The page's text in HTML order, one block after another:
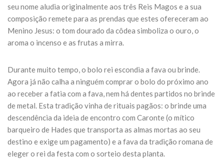
seu nome aludia originalmente aos três Reis Magos e a sua
composição remete para as prendas que estes ofereceram ao
Menino Jesus: o tom dourado da côdea simboliza o ouro, o
aroma o incenso e as frutas a mirra.
Durante muito tempo, o bolo rei escondia a fava ou brinde.
Agora já não calha a ninguém comprar o bolo do próximo ano
ao receber a fatia com a fava, nem há dentes partidos no brinde
de metal. Esta tradição vinha de rituais pagãos: o brinde uma
descendência da ideia de encontro com Caronte (o mítico
barqueiro de Hades que transporta as almas mortas ao seu
destino e exige um pagamento) e a fava da tradição romana de
eleger o rei da festa com o sorteio desta planta.